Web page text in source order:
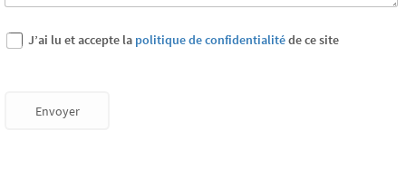
J’ai lu et accepte la politique de confidentialitéde ce site
Envoyer